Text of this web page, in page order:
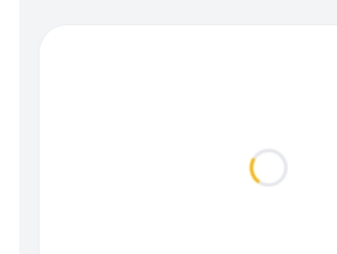
Loading...